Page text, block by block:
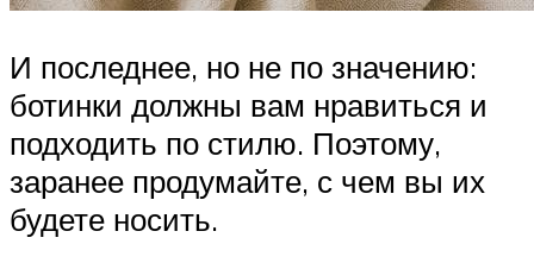
И последнее, но не по значению:
ботинки должны вам нравиться и
подходить по стилю. Поэтому,
заранее продумайте, с чем вы их
будете носить.